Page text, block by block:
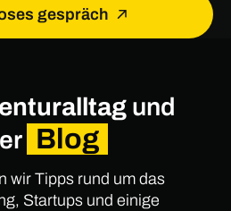
gespräch
und
Blog
wir Tipps rund um das
Startups und einige